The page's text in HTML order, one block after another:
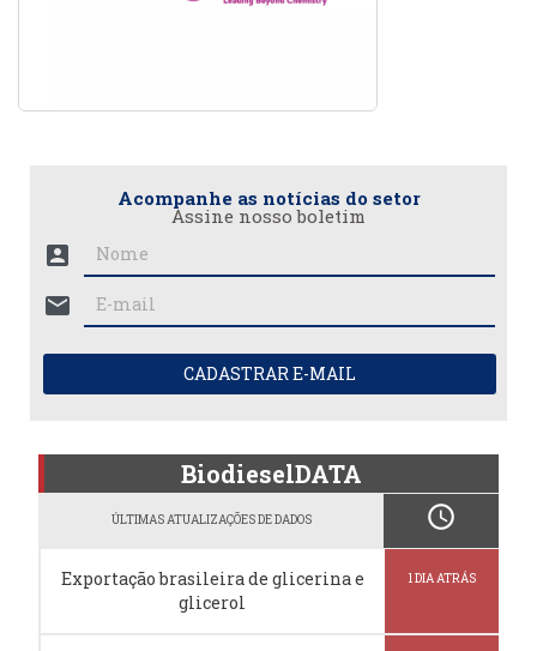
Acompanhe as notícias do setor
Assine nosso boletim
account_box
mail
CADASTRAR E-MAIL
BiodieselDATA
ÚLTIMAS ATUALIZAÇÕES DE DADOS schedule
Exportação brasileira de glicerina e
glicerol
1 DIA ATRÁS